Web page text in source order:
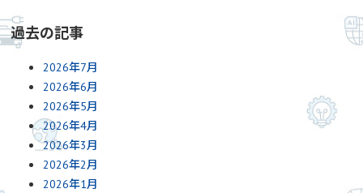
過去の記事
2026年7月
2026年6月
2026年5月
2026年4月
2026年3月
2026年2月
2026年1月